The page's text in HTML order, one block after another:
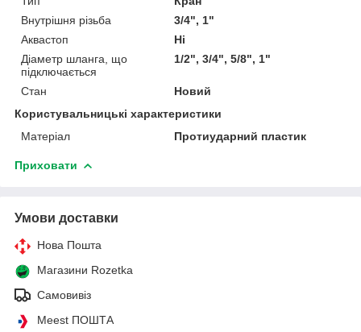
Внутрішня різьба
3/4", 1"
Аквастоп
Ні
Діаметр шланга, що
підключається
1/2", 3/4", 5/8", 1"
Стан
Новий
Користувальницькі характеристики
Матеріал
Протиударний пластик
Приховати
Умови доставки
Нова Пошта
Магазини Rozetka
Самовивіз
Meest ПОШТА